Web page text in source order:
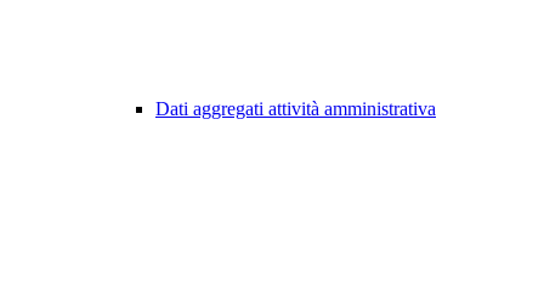
Dati aggregati attività amministrativa